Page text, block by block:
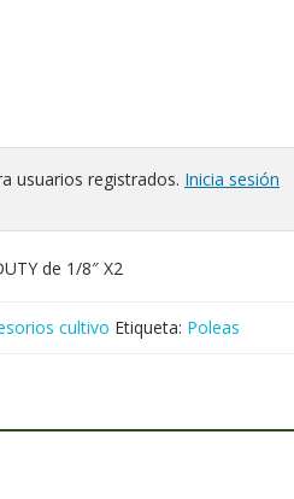
usuarios registrados. Inicia sesión
de 1/8″ X2
cultivo Etiqueta: Poleas